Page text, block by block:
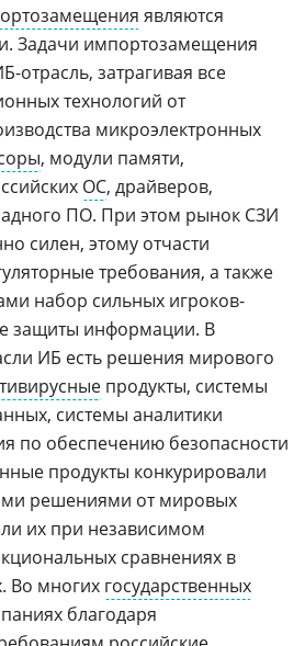
являются
Задачи импортозамещения
отрасль, затрагивая все
технологий от
микроэлектронных
, модули памяти,
ОС, драйверов,
ПО. При этом рынок СЗИ
силен, этому отчасти
требования, а также
набор сильных игроков-
защиты информации. В
ИБ есть решения мирового
продукты, системы
системы аналитики
по обеспечению безопасности
продукты конкурировали
решениями от мировых
их при независимом
сравнениях в
Во многих государственных
благодаря